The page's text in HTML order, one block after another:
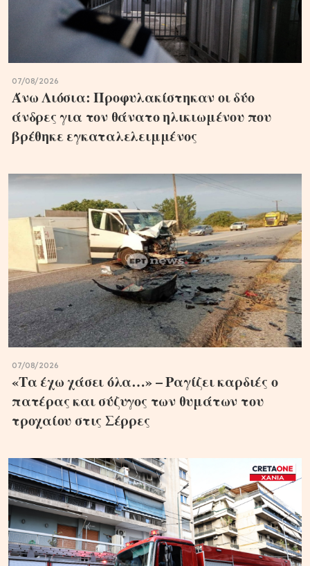
07/08/2026
Άνω Λιόσια: Προφυλακίστηκαν οι δύο
άνδρες για τον θάνατο ηλικιωμένου που
βρέθηκε εγκαταλελειμμένος
07/08/2026
«Τα έχω χάσει όλα…» – Ραγίζει καρδιές ο
πατέρας και σύζυγος των θυμάτων του
τροχαίου στις Σέρρες